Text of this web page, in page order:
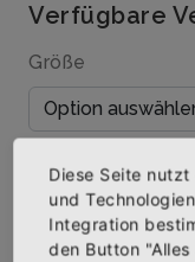
Verfügbare
Größe
Menge
Diese Seite
und
Integration
den Button